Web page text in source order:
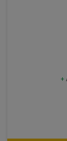
+